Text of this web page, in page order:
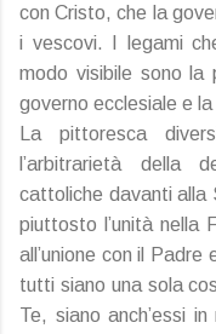
con Cristo, che la
i vescovi. I legami
modo visibile sono la
governo ecclesiale e
La pittoresca
l’arbitrarietà della
cattoliche davanti alla
piuttosto l’unità nella
all’unione con il
tutti siano una sola
Te, siano anch’essi